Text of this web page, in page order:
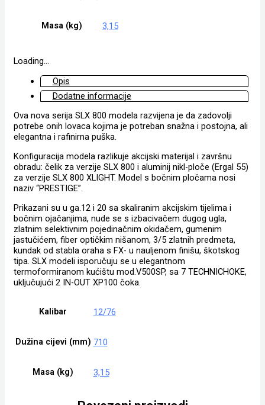
Masa (kg) 3,15
Loading...
Opis
Dodatne informacije
Ova nova serija SLX 800 modela razvijena je da zadovolji
potrebe onih lovaca kojima je potreban snažna i postojna, ali
elegantna i rafinirna puška.
Konfiguracija modela razlikuje akcijski materijal i završnu
obradu: čelik za verzije SLX 800 i aluminij nikl-ploče (Ergal 55)
za verzije SLX 800 XLIGHT. Model s bočnim pločama nosi
naziv “PRESTIGE”.
Prikazani su u ga.12 i 20 sa skaliranim akcijskim tijelima i
bočnim ojačanjima, nude se s izbacivačem dugog ugla,
zlatnim selektivnim pojedinačnim okidačem, gumenim
jastučićem, fiber optičkim nišanom, 3/5 zlatnih predmeta,
kundak od stabla oraha s FX- u nauljenom finišu, škotskog
tipa. SLX modeli isporučuju se u elegantnom
termoformiranom kućištu mod.V500SP, sa 7 TECHNICHOKE,
uključujući 2 IN-OUT XP100 čoka.
Kalibar 12/76
Dužina cijevi (mm) 710
Masa (kg) 3,15